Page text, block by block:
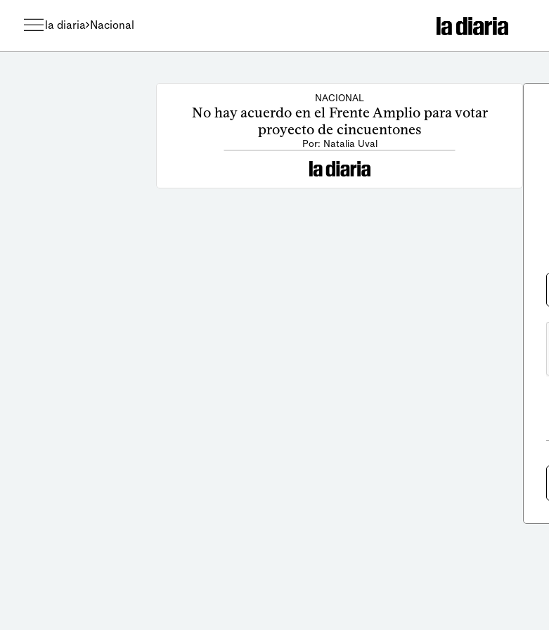
la diaria Nacional
NACIONAL
No hay acuerdo en el Frente Amplio para votar
proyecto de cincuentones
Por: Natalia Uval